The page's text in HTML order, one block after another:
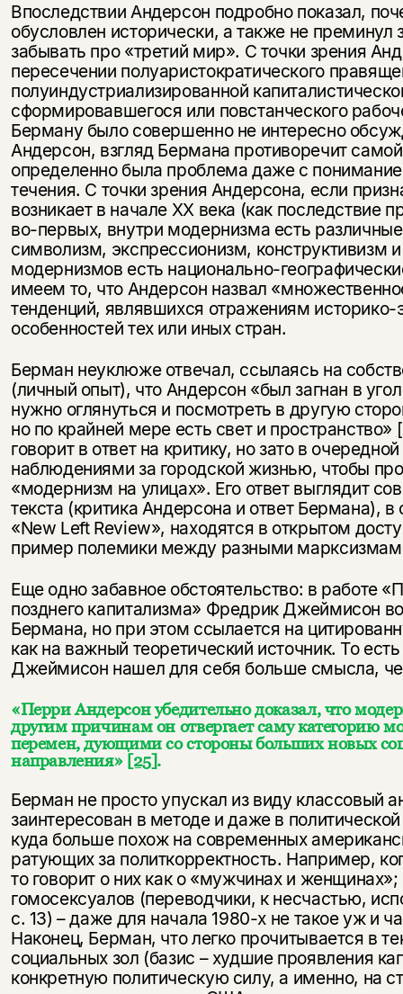
Впоследствии Андерсон подробно показал,
обусловлен исторически, а также не
забывать про «третий мир». С точки зрения
пересечении полуаристократического
полуиндустриализированной
сформировавшегося или повстанческого
Берману было совершенно не интересно
Андерсон, взгляд Бермана противоречит
определенно была проблема даже с
течения. С точки зрения Андерсона, если
возникает в начале ХХ века (как последствие
во-первых, внутри модернизма есть
символизм, экспрессионизм, конструктивизм
модернизмов есть национально-
имеем то, что Андерсон назвал
тенденций, являвшихся отражениям историко-
особенностей тех или иных стран.
Берман неуклюже отвечал, ссылаясь на
(личный опыт), что Андерсон «был загнан в
нужно оглянуться и посмотреть в другую
но по крайней мере есть свет и пространство»
говорит в ответ на критику, но зато в
наблюдениями за городской жизнью, чтобы
«модернизм на улицах». Его ответ выглядит
текста (критика Андерсона и ответ Бермана),
«New Left Review», находятся в открытом
пример полемики между разными
Еще одно забавное обстоятельство: в работе
позднего капитализма» Фредрик Джеймисон
Бермана, но при этом ссылается на
как на важный теоретический источник. То
Джеймисон нашел для себя больше смысла,
«Перри Андерсон убедительно доказал, что
другим причинам он отвергает саму категорию
перемен, дующими со стороны больших новых
направления» [25].
Берман не просто упускал из виду классовый
заинтересован в методе и даже в
куда больше похож на современных
ратующих за политкорректность. Например,
то говорит о них как о «мужчинах и
гомосексуалов (переводчики, к несчастью,
с. 13) – даже для начала 1980-х не такое уж и
Наконец, Берман, что легко прочитывается в
социальных зол (базис – худшие проявления
конкретную политическую силу, а именно, на
Подписка на рассылку
Раз в неделю мы отправляем рассылку
о книгах и событиях «НЛО».
За подписку дарим промокод на
скидку 15%
Я соглашаюсь сПолитикой конфиденциальности
подписаться
Этой книги временно
нет в продаже.
Вы можете подписаться на
уведомления, и при поступлении книги
на склад получить письмо на указанный
электронный адрес.
Я соглашаюсь сПолитикой конфиденциальности
подписаться
Эта книга
несовершеннолетних
Скажите, пожалуйста,
вам уже исполнилось 18 лет?
да
нет, вернуться назад